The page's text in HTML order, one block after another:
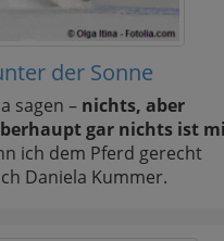
der Sonne
sagen – nichts, aber
gar nichts ist
ich dem Pferd gerecht
Daniela Kummer.